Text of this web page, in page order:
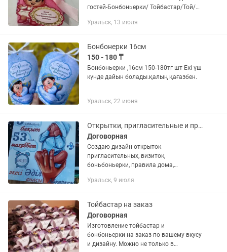
гостей-Бонбоньерки/ Тойбастар/Той/
узату/Сырта салу/ Шілдехана/бесік той
Уральск, 13 июля
Бонбонерки 16см
150 - 180 ₸
Бонбоньерки ,16см 150-180тг шт Екі үш
күнде дайын болады.қалың қағазбен.
Уральск, 22 июня
Открытки, пригласительные и прочее
Договорная
Создаю дизайн открыток
пригласительных, визиток,
боньбоньерки, правила дома,
можно вырезать из бумаги. Делаю за
бумажные варианты....
Уральск, 9 июля
Тойбастар на заказ
Договорная
Изготовление тойбастар и
бонбоньерки на заказ по вашему вкусу
и дизайну. Можно не только в